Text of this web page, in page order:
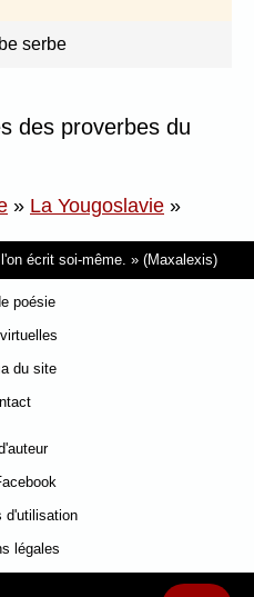
serbe
des proverbes du
» La Yougoslavie »
écrit soi-même. (Maxalexis)
poésie
du site
d'utilisation
légales